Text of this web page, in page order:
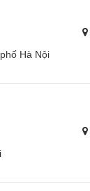
Hà Nội